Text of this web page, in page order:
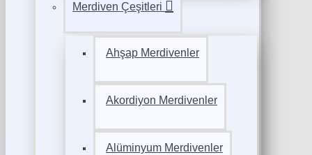
Merdiven Çeşitleri
Ahşap Merdivenler
Akordiyon Merdivenler
Alüminyum Merdivenler